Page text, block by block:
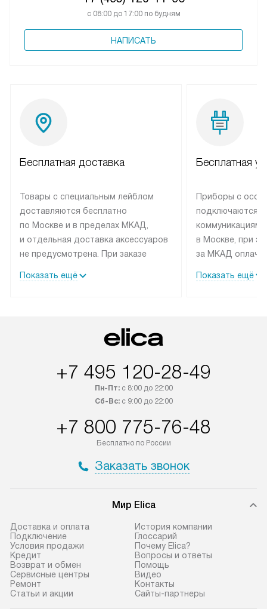
с 08:00 до 17:00 по будням
НАПИСАТЬ
Бесплатная доставка
Товары с специальным лейблом
доставляются бесплатно
по Москве и в пределах МКАД,
и отдельная доставка аксессуаров
не предусмотрена. При заказе
рекомендуем обсудить
быть отправлены покупателю
интересен товар «Под заказ»,
приобретения с менеджером сайта.
доставляются бесплатно
по Москве в пределах МКАД,
не предусмотрена.
доставки доставит упакованный
прибор до двери или прихожей.
Если необходимо переместить
прибор до места установки,
пожалуйста, предварительно
уточните это с менеджером.
За данную услугу взимается
Показать ещё
Бесплатная
Приборы с
подключаются к
коммуникациям
в Москве, при
за МКАД
партнера
по монтажу
материалы.
к воде, крана и
Показать ещё
+7 495 120-28-49
Пн-Пт:с 8:00 до 22:00
Сб-Вс:с 9:00 до 22:00
+7 800 775-76-48
Бесплатно по России
Заказать звонок
Мир Elica
Доставка и оплата
Подключение
Условия продажи
Кредит
Возврат и обмен
Сервисные центры
Ремонт
Статьи и акции
История компании
Глоссарий
Почему Elica?
Вопросы и ответы
Помощь
Видео
Контакты
Сайты-партнеры